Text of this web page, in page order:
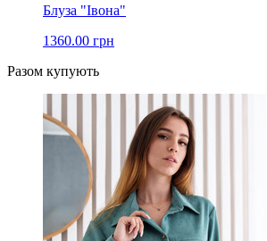
Блуза "Івона"
1360.00 грн
Разом купують